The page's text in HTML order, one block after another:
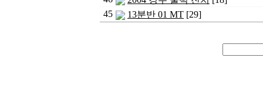
45
13분반 01 MT [29]